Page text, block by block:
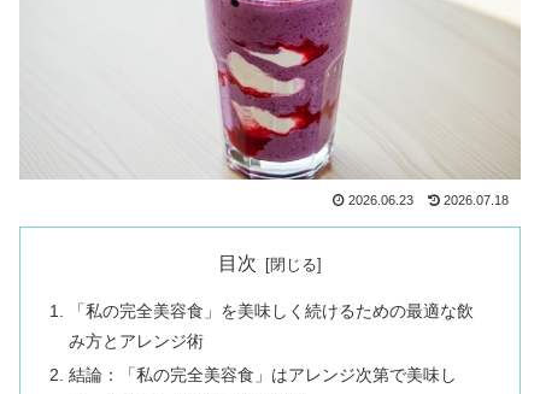
2026.06.23 2026.07.18
目次
「私の完全美容食」を美味しく続けるための最適な飲
み方とアレンジ術
結論：「私の完全美容食」はアレンジ次第で美味し